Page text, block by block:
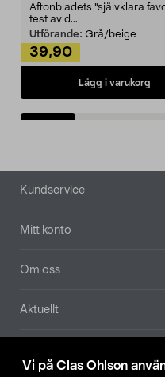
Vi på Clas Ohlson
Aftonbladets "självklara
test av d...
Utförande: Grå/beige
39,90
Lägg i varukorg
Sidfot
Kundservice
Mitt konto
Om oss
Aktuellt